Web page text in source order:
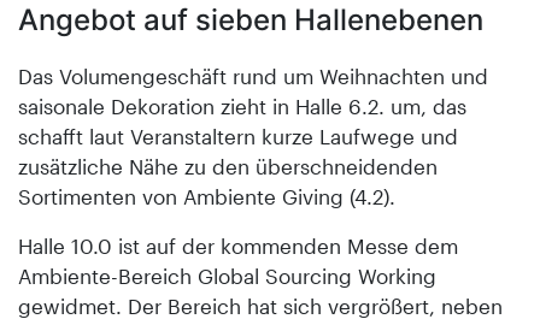
Angebot auf sieben Hallenebenen
Das Volumengeschäft rund um Weihnachten und
saisonale Dekoration zieht in Halle 6.2. um, das
schafft laut Veranstaltern kurze Laufwege und
zusätzliche Nähe zu den überschneidenden
Sortimenten von Ambiente Giving (4.2).
Halle 10.0 ist auf der kommenden Messe dem
Ambiente-Bereich Global Sourcing Working
gewidmet. Der Bereich hat sich vergrößert, neben